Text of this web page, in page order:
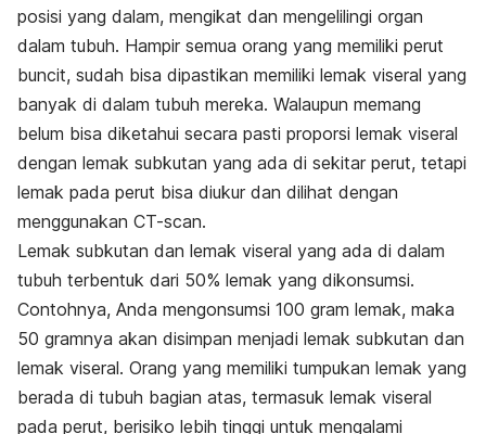
posisi yang dalam, mengikat dan mengelilingi organ
dalam tubuh. Hampir semua orang yang memiliki perut
buncit, sudah bisa dipastikan memiliki lemak viseral yang
banyak di dalam tubuh mereka. Walaupun memang
belum bisa diketahui secara pasti proporsi lemak viseral
dengan lemak subkutan yang ada di sekitar perut, tetapi
lemak pada perut bisa diukur dan dilihat dengan
menggunakan CT-scan.
Lemak subkutan dan lemak viseral yang ada di dalam
tubuh terbentuk dari 50% lemak yang dikonsumsi.
Contohnya, Anda mengonsumsi 100 gram lemak, maka
50 gramnya akan disimpan menjadi lemak subkutan dan
lemak viseral. Orang yang memiliki tumpukan lemak yang
berada di tubuh bagian atas, termasuk lemak viseral
pada perut, berisiko lebih tinggi untuk mengalami